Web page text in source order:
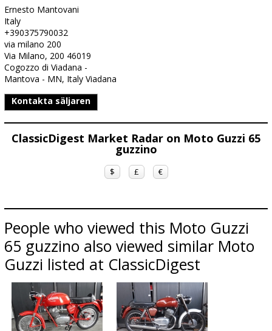
Ernesto Mantovani
Italy
+390375790032
via milano 200
Via Milano, 200 46019
Cogozzo di Viadana -
Mantova - MN, Italy Viadana
Kontakta säljaren
ClassicDigest Market Radar on Moto Guzzi 65
guzzino
$ £ €
People who viewed this Moto Guzzi
65 guzzino also viewed similar Moto
Guzzi listed at ClassicDigest